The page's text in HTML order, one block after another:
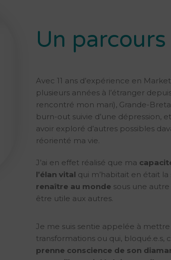
Un
Avec 11 ans d’expérience en
plusieurs années à l’étranger
rencontré mon mari), Grande-
burn-out suivie d’une dépression,
avoir exploré d’autres possibles
réorienté ma vie.
J’ai en effet réalisé que ma
l’élan vital qui m’habitait en était la
renaître au monde sous une
être utile aux autres.
Je me suis sentie appelée à
transformations ou qui, bloqué.e.s,
prenne conscience de son